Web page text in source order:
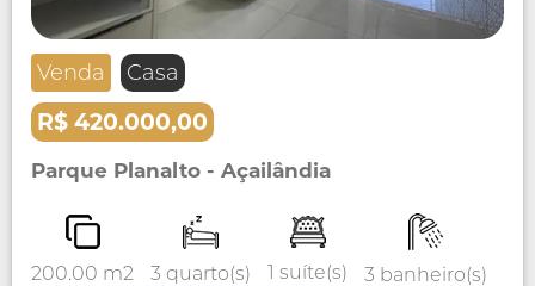
Venda Casa
R$ 420.000,00
Parque Planalto - Açailândia
200.00 m2 3 quarto(s) 1 suíte(s) 3 banheiro(s)